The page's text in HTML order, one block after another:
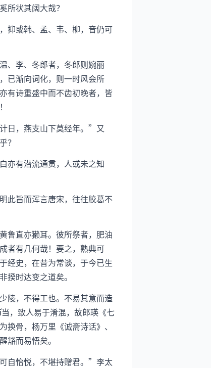
所状其阔大哉？
抑或韩、孟、韦、柳，音仍可
、李、冬郎者，冬郎则婉丽
已渐向词化，则一时风会所
有诗重盛中而不齿初晚者，皆
日，燕支山下莫经年。”又
？
亦有潜流通贯，人或未之知
此旨而浑言唐宋，往往胶葛不
鲁直亦獭耳。彼所祭者，肥油
者有几何哉！要之，熟典可
经史，在昔为常谈，于今已生
时达变之道矣。
陵，不得工也。不易其意而造
，致人易于淆混，故郎瑛《七
骨，杨万里《诚斋诗话》、
而易悟矣。
自怡悦，不堪持赠君。”李太